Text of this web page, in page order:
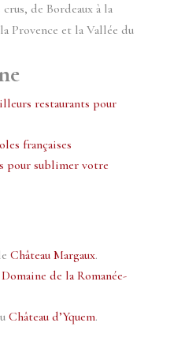
de Bordeaux à la
Provence et la Vallée du
restaurants pour
françaises
pour sublimer votre
Château Margaux.
Domaine de la Romanée-
Château d’Yquem.